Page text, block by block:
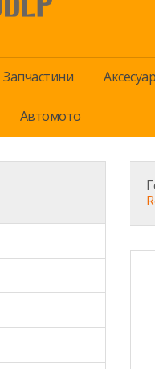
Запчастини
Автомото